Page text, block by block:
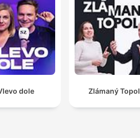
dole Zlámaný Topol